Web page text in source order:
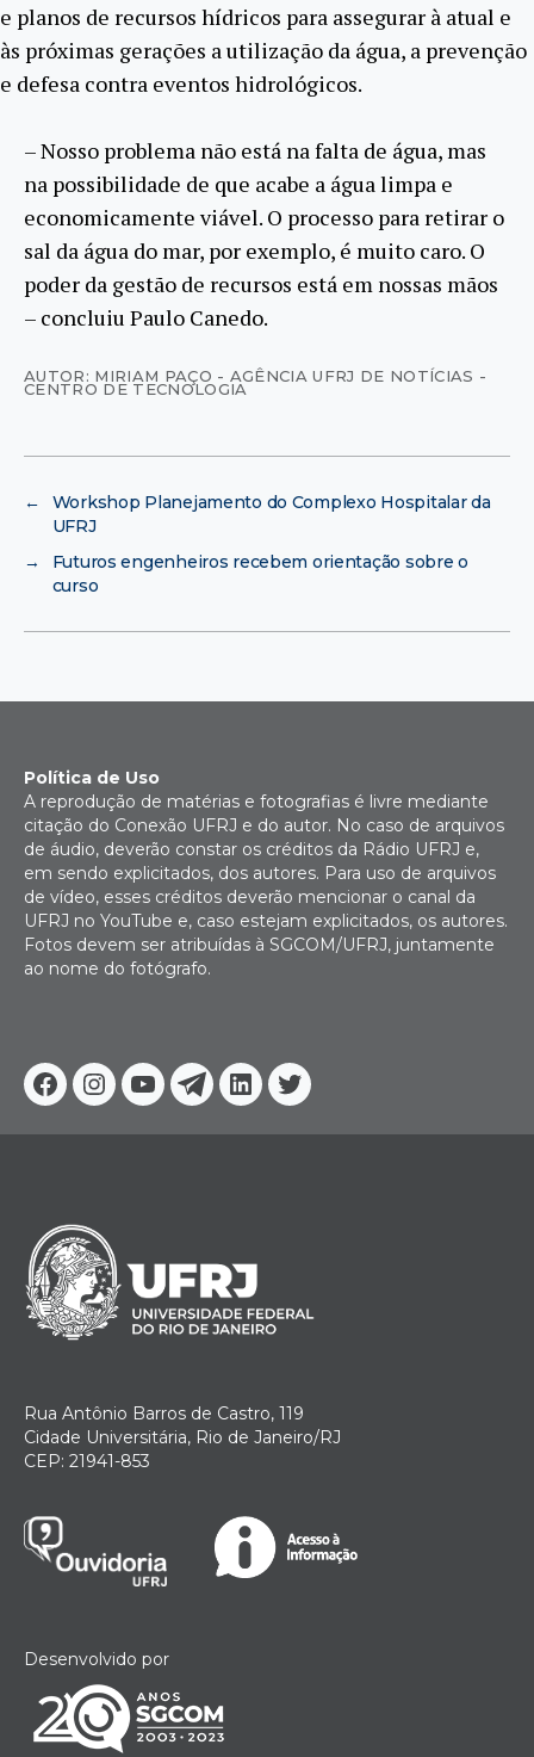
e planos de recursos hídricos para assegurar à atual e
às próximas gerações a utilização da água, a prevenção
e defesa contra eventos hidrológicos.
– Nosso problema não está na falta de água, mas
na possibilidade de que acabe a água limpa e
economicamente viável. O processo para retirar o
sal da água do mar, por exemplo, é muito caro. O
poder da gestão de recursos está em nossas mãos
– concluiu Paulo Canedo.
AUTOR: MIRIAM PAÇO - AGÊNCIA UFRJ DE NOTÍCIAS -
CENTRO DE TECNOLOGIA
←
Workshop Planejamento do Complexo Hospitalar da
UFRJ
→
Futuros engenheiros recebem orientação sobre o
curso
Facebook
Instagram
YoutubeTelegram
Linkedin
Twitter
Política de Uso
A reprodução de matérias e fotografias é livre mediante
citação do Conexão UFRJ e do autor. No caso de arquivos
de áudio, deverão constar os créditos da Rádio UFRJ e,
em sendo explicitados, dos autores. Para uso de arquivos
de vídeo, esses créditos deverão mencionar o canal da
UFRJ no YouTube e, caso estejam explicitados, os autores.
Fotos devem ser atribuídas à SGCOM/UFRJ, juntamente
ao nome do fotógrafo.
Rua Antônio Barros de Castro, 119
Cidade Universitária, Rio de Janeiro/RJ
CEP: 21941-853
Desenvolvido por